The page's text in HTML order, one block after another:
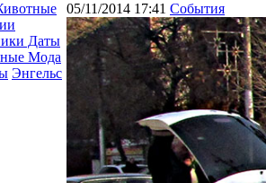
Даты
Мода
Энгельс
05/11/2014 17:41 События